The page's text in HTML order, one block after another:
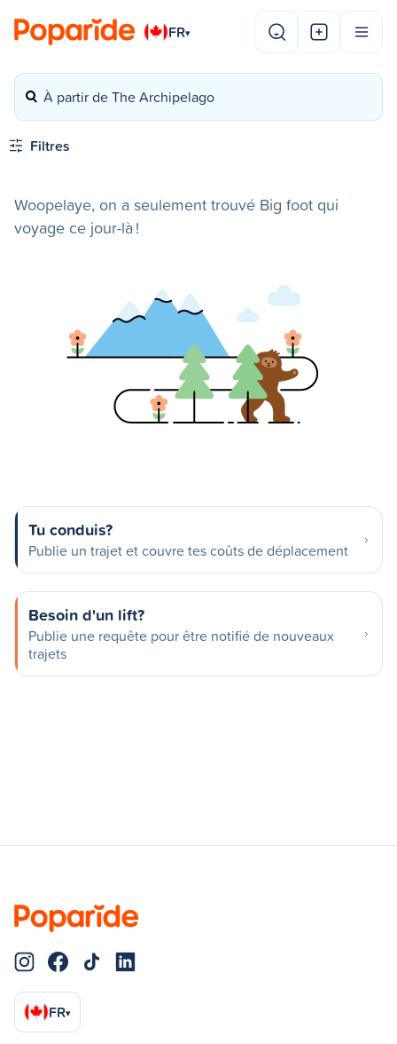
FR▾
À partir de The Archipelago
Filtres
Woopelaye, on a seulement trouvé Big foot qui
voyage ce jour-là !
Tu conduis?
Publie un trajet et couvre tes coûts de déplacement
Besoin d'un lift?
Publie une requête pour être notifié de nouveaux
trajets
FR▾